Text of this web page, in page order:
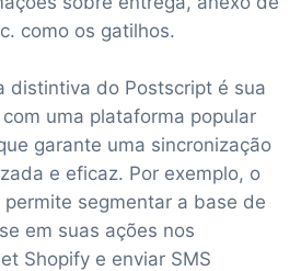
como os gatilhos.
distintiva do Postscript é sua
uma plataforma popular
garante uma sincronização
e eficaz. Por exemplo, o
segmentar a base de
em suas ações nos
Shopify e enviar SMS